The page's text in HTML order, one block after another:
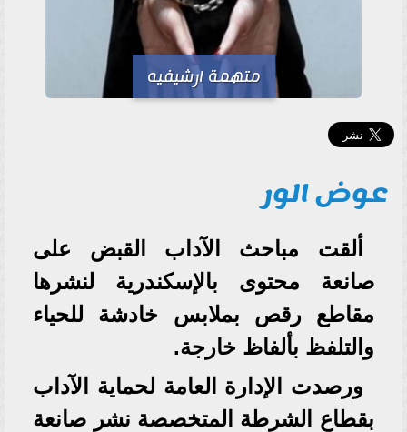
متهمة ارشيفيه
عوض الور
ألقت مباحث الآداب القبض على
صانعة محتوى بالإسكندرية لنشرها
مقاطع رقص بملابس خادشة للحياء
والتلفظ بألفاظ خارجة.
ورصدت الإدارة العامة لحماية الآداب
بقطاع الشرطة المتخصصة نشر صانعة